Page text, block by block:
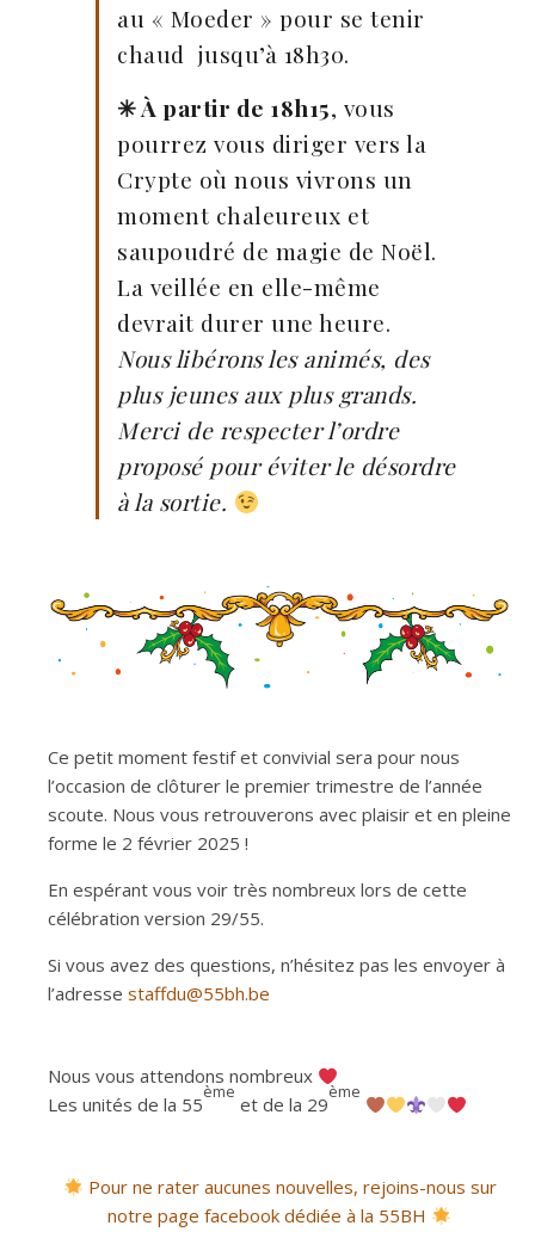
au « Moeder » pour se tenir
chaud jusqu’à 18h30.
✳︎ À partir de 18h15, vous
pourrez vous diriger vers la
Crypte où nous vivrons un
moment chaleureux et
saupoudré de magie de Noël.
La veillée en elle-même
devrait durer une heure.
Nous libérons les animés, des
plus jeunes aux plus grands.
Merci de respecter l’ordre
proposé pour éviter le désordre
à la sortie.
Ce petit moment festif et convivial sera pour nous
l’occasion de clôturer le premier trimestre de l’année
scoute. Nous vous retrouverons avec plaisir et en pleine
forme le 2 février 2025 !
En espérant vous voir très nombreux lors de cette
célébration version 29/55.
Si vous avez des questions, n’hésitez pas les envoyer à
l’adresse staffdu@55bh.be
Nous vous attendons nombreux
Les unités de la 55
ème
et de la 29
ème
Pour ne rater aucunes nouvelles, rejoins-nous sur
notre page facebook dédiée à la 55BH